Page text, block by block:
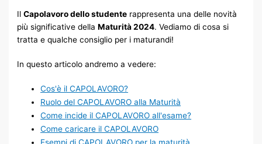
IlCapolavoro dello studente rappresenta una delle novità
più significative dellaMaturità 2024. Vediamo di cosa si
tratta e qualche consiglio per i maturandi!
In questo articolo andremo a vedere:
Cos'è il CAPOLAVORO?
Ruolo del CAPOLAVORO alla Maturità
Come incide il CAPOLAVORO all'esame?
Come caricare il CAPOLAVORO